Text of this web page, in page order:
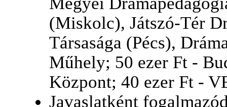
(Miskolc), Játszó-Tér
Társasága (Pécs),
Műhely; 50 ezer Ft -
Központ; 40 ezer Ft -
Javaslatként